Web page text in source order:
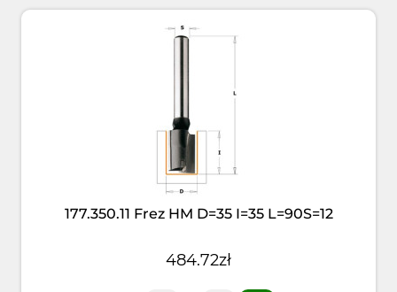
177.350.11 Frez HM D=35 I=35 L=90S=12
484.72zł